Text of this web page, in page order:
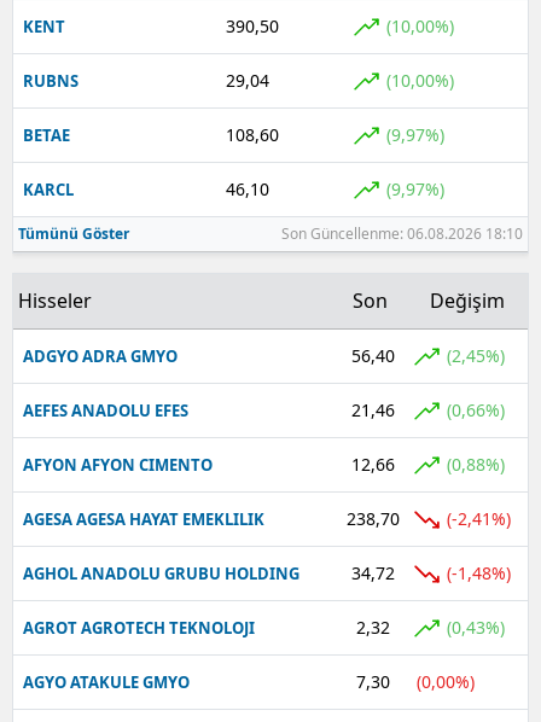
KENT 390,50 (10,00%)
RUBNS 29,04 (10,00%)
BETAE 108,60 (9,97%)
KARCL 46,10 (9,97%)
Tümünü Göster Son Güncellenme: 06.08.2026 18:10
Hisseler Son Değişim
ADGYO ADRA GMYO 56,40 (2,45%)
AEFES ANADOLU EFES 21,46 (0,66%)
AFYON AFYON CIMENTO 12,66 (0,88%)
AGESA AGESA HAYAT EMEKLILIK 238,70 (-2,41%)
AGHOL ANADOLU GRUBU HOLDING 34,72 (-1,48%)
AGROT AGROTECH TEKNOLOJI 2,32 (0,43%)
AGYO ATAKULE GMYO 7,30 (0,00%)